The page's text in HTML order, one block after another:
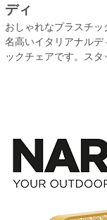
ディ
おしゃれなプラスチ
名高いイタリアナル
ックチェアです。スタ